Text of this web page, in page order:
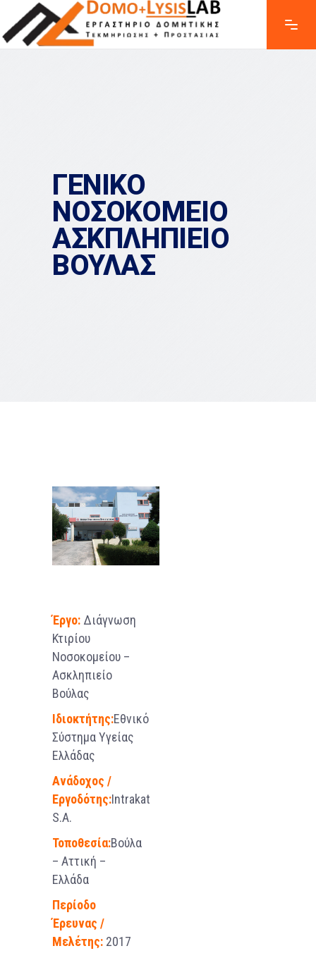
ΓΕΝΙΚΟ
ΝΟΣΟΚΟΜΕΙΟ
ΑΣΚΠΛΗΠΙΕΙΟ
ΒΟΥΛΑΣ
Έργο: Διάγνωση
Κτιρίου
Νοσοκομείου –
Ασκληπιείο
Βούλας
Ιδιοκτήτης:Εθνικό
Σύστημα Υγείας
Ελλάδας
Ανάδοχος /
Εργοδότης:Intrakat
S.A.
Τοποθεσία:Βούλα
– Αττική –
Ελλάδα
Περίοδο
Έρευνας /
Μελέτης: 2017